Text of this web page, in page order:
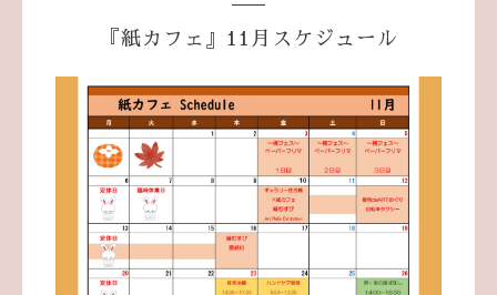
『紙カフェ』11月スケジュール